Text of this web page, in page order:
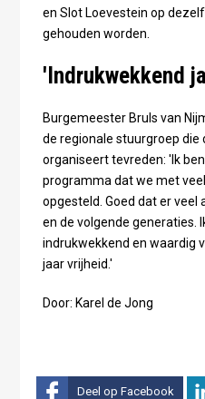
en Slot Loevestein op
gehouden worden.
'Indrukwekkend
Burgemeester Bruls van
de regionale stuurgroep die
organiseert tevreden: 'Ik
programma dat we met
opgesteld. Goed dat er veel
en de volgende generaties.
indrukwekkend en waardig
jaar vrijheid.'
Door: Karel de Jong
Deel op Facebook